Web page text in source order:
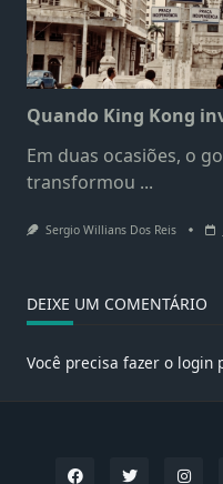
Quando King Kong
Em duas ocasiões, o
transformou ...
Sergio Willians Dos Reis
DEIXE UM COMENTÁRIO
Você precisa fazer o login